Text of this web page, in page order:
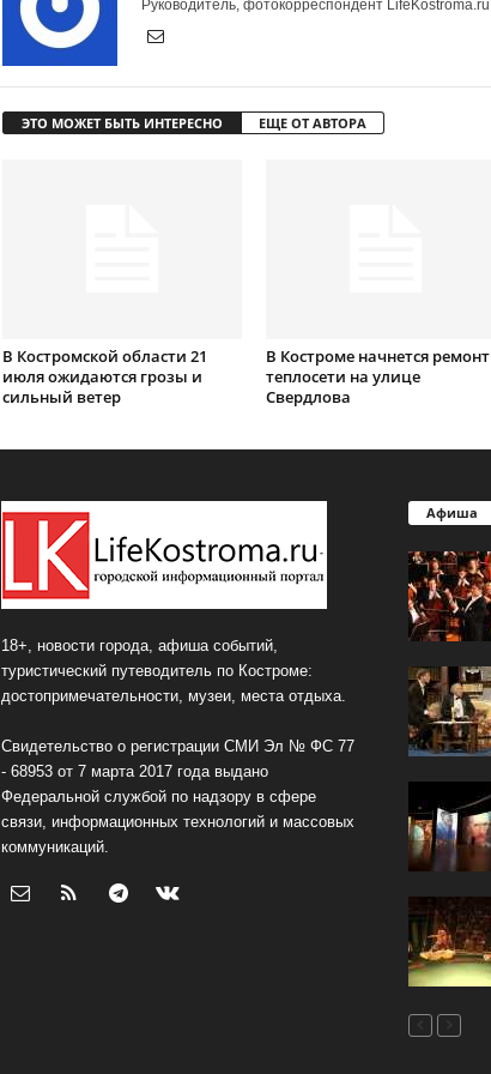
Руководитель, фотокорреспондент LifeKostroma.ru
ЭТО МОЖЕТ БЫТЬ ИНТЕРЕСНО ЕЩЕ ОТ АВТОРА
В Костромской области 21
июля ожидаются грозы и
сильный ветер
В Костроме начнется ремонт
теплосети на улице
Свердлова
18+, новости города, афиша событий,
туристический путеводитель по Костроме:
достопримечательности, музеи, места отдыха.
Свидетельство о регистрации СМИ Эл № ФС 77
- 68953 от 7 марта 2017 года выдано
Федеральной службой по надзору в сфере
связи, информационных технологий и массовых
коммуникаций.
Афиша